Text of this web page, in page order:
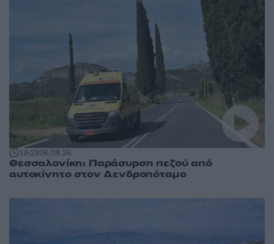
19:2306.08.26
Θεσσαλονίκη: Παράσυρση πεζού από
αυτοκίνητο στον Δενδροπόταμο